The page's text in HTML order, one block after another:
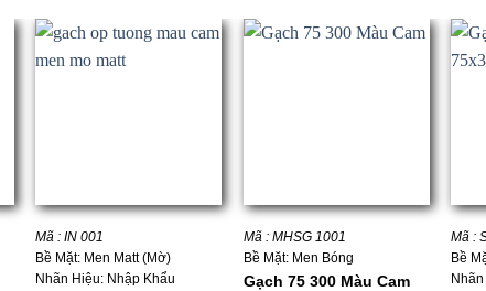
Mã : IN 001
Bề Mặt: Men Matt (Mờ)
Nhãn Hiệu: Nhập Khẩu
Mã : MHSG 1001
Bề Mặt: Men Bóng
Gạch 75 300 Màu Cam
Mã :
Bề